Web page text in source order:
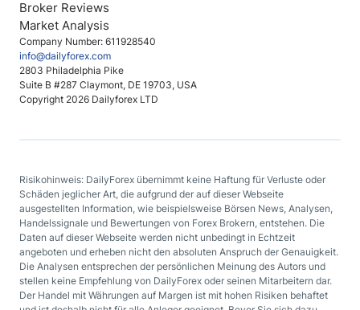
Company Number: 611928540
info@dailyforex.com
2803 Philadelphia Pike
Suite B #287 Claymont, DE 19703, USA
Copyright 2026 Dailyforex LTD
Broker Reviews
Market Analysis
Risikohinweis: DailyForex übernimmt keine Haftung für Verluste oder
Schäden jeglicher Art, die aufgrund der auf dieser Webseite
ausgestellten Information, wie beispielsweise Börsen News, Analysen,
Handelssignale und Bewertungen von Forex Brokern, entstehen. Die
Daten auf dieser Webseite werden nicht unbedingt in Echtzeit
angeboten und erheben nicht den absoluten Anspruch der Genauigkeit.
Die Analysen entsprechen der persönlichen Meinung des Autors und
stellen keine Empfehlung von DailyForex oder seinen Mitarbeitern dar.
Der Handel mit Währungen auf Margen ist mit hohen Risiken behaftet